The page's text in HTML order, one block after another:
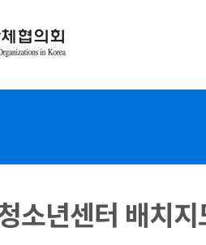
소년센터 배치